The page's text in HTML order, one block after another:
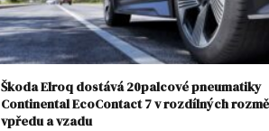
Škoda Elroq dostává 20palcové pneumatiky
Continental EcoContact 7 v rozdílných
vpředu a vzadu